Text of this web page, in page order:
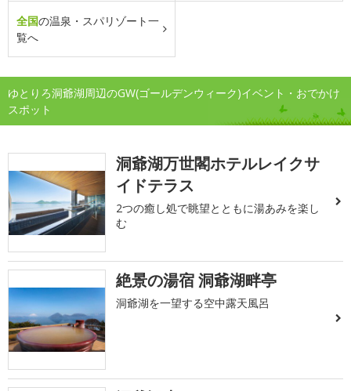
全国の温泉・スパリゾート一
覧へ
ゆとりろ洞爺湖周辺のGW(ゴールデンウィーク)イベント・おでかけ
スポット
洞爺湖万世閣ホテルレイクサ
イドテラス
2つの癒し処で眺望とともに湯あみを楽し
む
絶景の湯宿 洞爺湖畔亭
洞爺湖を一望する空中露天風呂